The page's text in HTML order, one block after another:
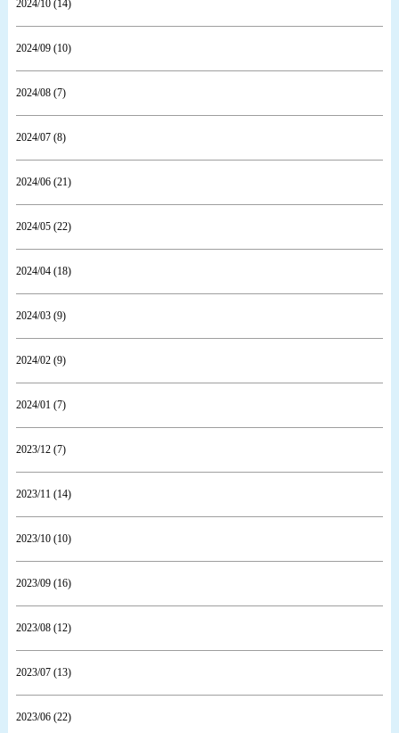
2024/10 (14)
2024/09 (10)
2024/08 (7)
2024/07 (8)
2024/06 (21)
2024/05 (22)
2024/04 (18)
2024/03 (9)
2024/02 (9)
2024/01 (7)
2023/12 (7)
2023/11 (14)
2023/10 (10)
2023/09 (16)
2023/08 (12)
2023/07 (13)
2023/06 (22)